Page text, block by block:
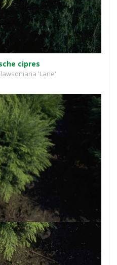
cipres
'Lane'